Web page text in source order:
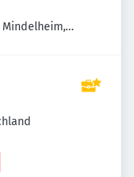
Mindelheim,